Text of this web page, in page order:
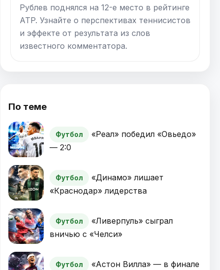
Рублев поднялся на 12-е место в рейтинге
ATP. Узнайте о перспективах теннисистов
и эффекте от результата из слов
известного комментатора.
По теме
Футбол
«Реал» победил «Овьедо»
— 2:0
Футбол
«Динамо» лишает
«Краснодар» лидерства
Футбол
«Ливерпуль» сыграл
вничью с «Челси»
Футбол
«Астон Вилла» — в финале